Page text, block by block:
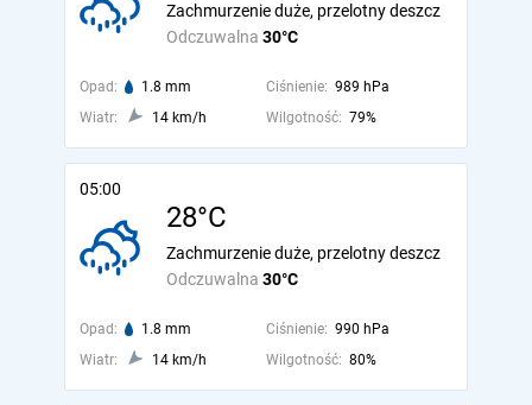
Odczuwalna 30°C
Zachmurzenie duże, przelotny deszcz
Opad: 1.8 mm Ciśnienie: 989 hPa
Wiatr:
14 km/h Wilgotność: 79%
05:00
28°C
Odczuwalna 30°C
Zachmurzenie duże, przelotny deszcz
Opad: 1.8 mm Ciśnienie: 990 hPa
Wiatr:
14 km/h Wilgotność: 80%